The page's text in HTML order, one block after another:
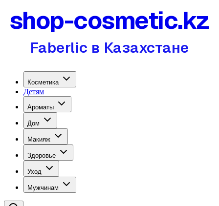
shop-cosmetic.kz
Faberlic в Казахстане
Косметика
Детям
Ароматы
Дом
Макияж
Здоровье
Уход
Мужчинам